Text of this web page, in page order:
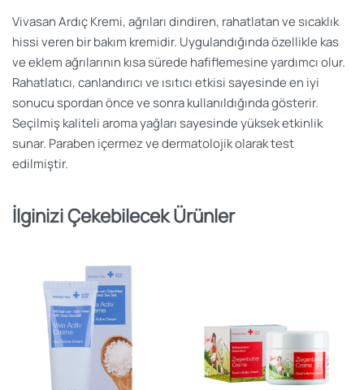
Vivasan Ardıç Kremi, ağrıları dindiren, rahatlatan ve sıcaklık
hissi veren bir bakım kremidir. Uygulandığında özellikle kas
ve eklem ağrılarının kısa sürede hafiflemesine yardımcı olur.
Rahatlatıcı, canlandırıcı ve ısıtıcı etkisi sayesinde en iyi
sonucu spordan önce ve sonra kullanıldığında gösterir.
Seçilmiş kaliteli aroma yağları sayesinde yüksek etkinlik
sunar. Paraben içermez ve dermatolojik olarak test
edilmiştir.
İlginizi Çekebilecek Ürünler